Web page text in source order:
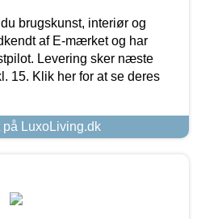
brugskunst, interiør og
af E-mærket og har
Levering sker næste
15. Klik her for at se deres
på LuxoLiving.dk